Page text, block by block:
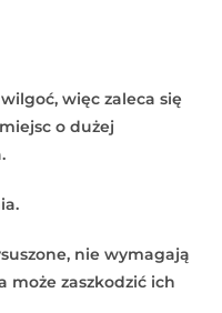
więc zaleca się
o dużej
nie wymagają
może zaszkodzić ich